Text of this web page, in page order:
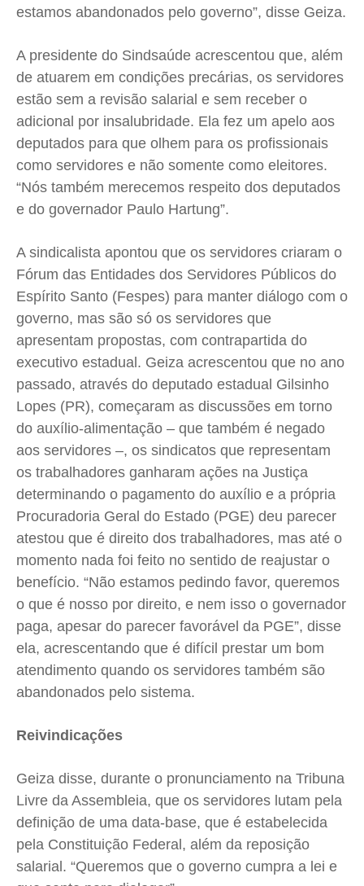
estamos abandonados pelo governo”, disse Geiza.
A presidente do Sindsaúde acrescentou que, além
de atuarem em condições precárias, os servidores
estão sem a revisão salarial e sem receber o
adicional por insalubridade. Ela fez um apelo aos
deputados para que olhem para os profissionais
como servidores e não somente como eleitores.
“Nós também merecemos respeito dos deputados
e do governador Paulo Hartung”.
A sindicalista apontou que os servidores criaram o
Fórum das Entidades dos Servidores Públicos do
Espírito Santo (Fespes) para manter diálogo com o
governo, mas são só os servidores que
apresentam propostas, com contrapartida do
executivo estadual. Geiza acrescentou que no ano
passado, através do deputado estadual Gilsinho
Lopes (PR), começaram as discussões em torno
do auxílio-alimentação – que também é negado
aos servidores –, os sindicatos que representam
os trabalhadores ganharam ações na Justiça
determinando o pagamento do auxílio e a própria
Procuradoria Geral do Estado (PGE) deu parecer
atestou que é direito dos trabalhadores, mas até o
momento nada foi feito no sentido de reajustar o
benefício. “Não estamos pedindo favor, queremos
o que é nosso por direito, e nem isso o governador
paga, apesar do parecer favorável da PGE”, disse
ela, acrescentando que é difícil prestar um bom
atendimento quando os servidores também são
abandonados pelo sistema.
Reivindicações
Geiza disse, durante o pronunciamento na Tribuna
Livre da Assembleia, que os servidores lutam pela
definição de uma data-base, que é estabelecida
pela Constituição Federal, além da reposição
salarial. “Queremos que o governo cumpra a lei e